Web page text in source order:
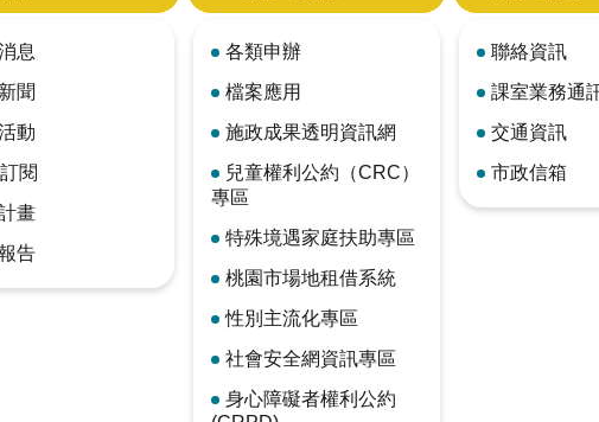
息
聞
動
閱
畫
告
各類申辦
檔案應用
施政成果透明資訊網
兒童權利公約（CRC）
專區
特殊境遇家庭扶助專區
桃園市場地租借系統
性別主流化專區
社會安全網資訊專區
身心障礙者權利公約
聯絡資訊
課室業務通
交通資訊
市政信箱